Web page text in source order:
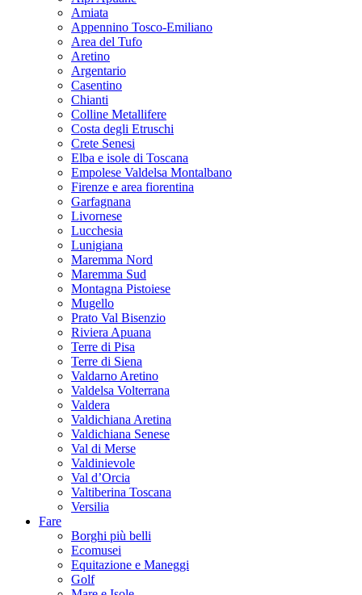
Amiata
Appennino Tosco-Emiliano
Area del Tufo
Aretino
Argentario
Casentino
Chianti
Colline Metallifere
Costa degli Etruschi
Crete Senesi
Elba e isole di Toscana
Empolese Valdelsa Montalbano
Firenze e area fiorentina
Garfagnana
Livornese
Lucchesia
Lunigiana
Maremma Nord
Maremma Sud
Montagna Pistoiese
Mugello
Prato Val Bisenzio
Riviera Apuana
Terre di Pisa
Terre di Siena
Valdarno Aretino
Valdelsa Volterrana
Valdera
Valdichiana Aretina
Valdichiana Senese
Val di Merse
Valdinievole
Val d’Orcia
Valtiberina Toscana
Versilia
Fare
Borghi più belli
Ecomusei
Equitazione e Maneggi
Golf